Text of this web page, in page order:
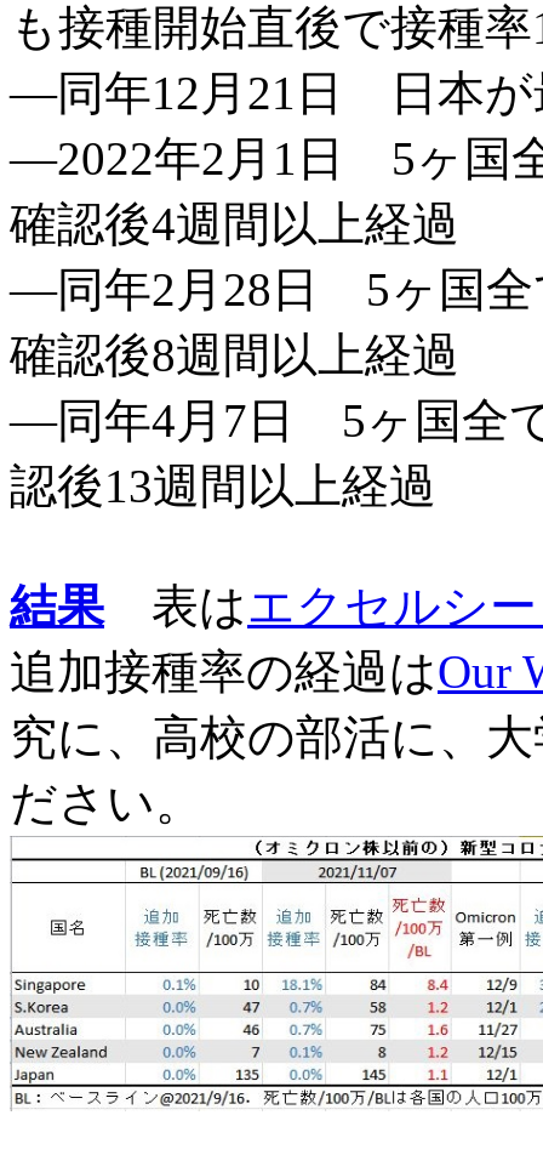
も接種開始直後で接種
―同年12月21日 日本が
―2022年2月1日 5ヶ国
確認後4週間以上経過
―同年2月28日 5ヶ国全
確認後8週間以上経過
―同年4月7日 5ヶ国全
認後13週間以上経過
結果 表はエクセルシ
追加接種率の経過はOur
究に、高校の部活に、
ださい。